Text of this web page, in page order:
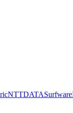
NTTDATASurfware